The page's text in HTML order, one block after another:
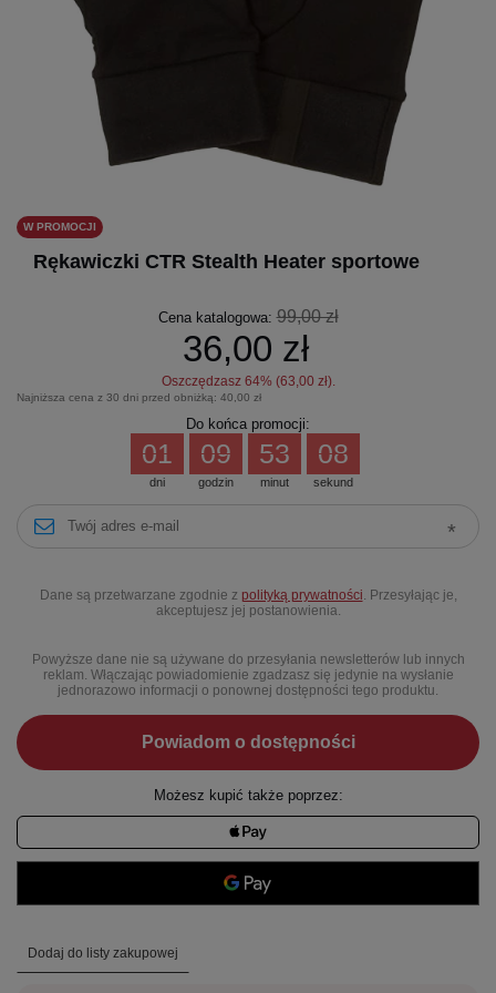
W PROMOCJI
Rękawiczki CTR Stealth Heater sportowe
Cena katalogowa:99,00 zł
36,00 zł
Oszczędzasz 64% (63,00 zł).
Najniższa cena z 30 dni przed obniżką: 40,00 zł
Do końca promocji:
dni
01
godzin
09
minut
53
sekund
08
Dane są przetwarzane zgodnie z polityką prywatności . Przesyłając je,
akceptujesz jej postanowienia.
Powyższe dane nie są używane do przesyłania newsletterów lub innych
reklam. Włączając powiadomienie zgadzasz się jedynie na wysłanie
jednorazowo informacji o ponownej dostępności tego produktu.
Powiadom o dostępności
Możesz kupić także poprzez:
Dodaj do listy zakupowej